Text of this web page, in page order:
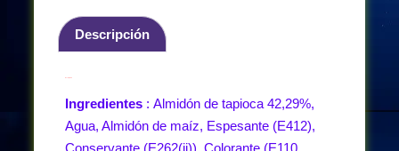
Descripción
Ingredientes : Almidón de tapioca 42,29%,
Agua, Almidón de maíz, Espesante (E412),
Conservante (E262(ii)), Colorante (E110,